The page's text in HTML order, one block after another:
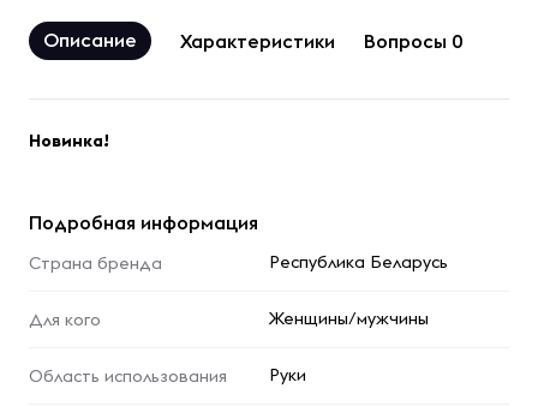
Описание Характеристики Вопросы 0
Новинка!
Подробная информация
Страна бренда Республика Беларусь
Для кого Женщины/мужчины
Область использования Руки